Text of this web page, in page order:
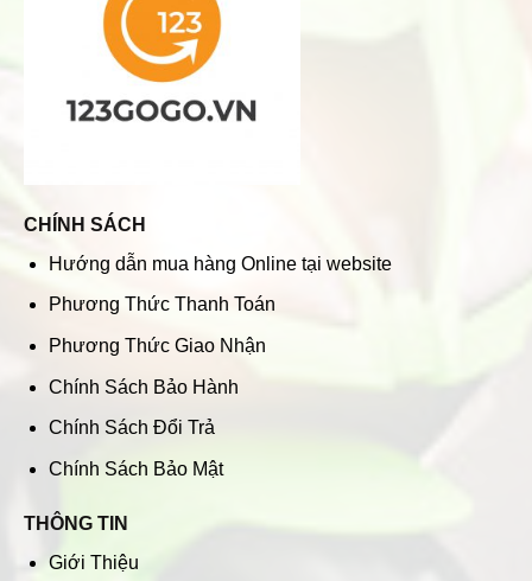
CHÍNH SÁCH
Hướng dẫn mua hàng Online tại website
Phương Thức Thanh Toán
Phương Thức Giao Nhận
Chính Sách Bảo Hành
Chính Sách Đổi Trả
Chính Sách Bảo Mật
THÔNG TIN
Giới Thiệu